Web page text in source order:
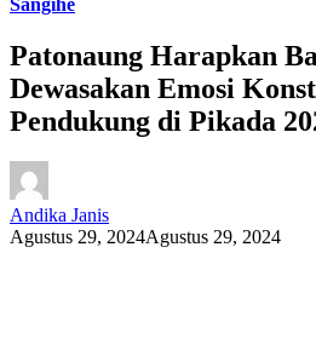
Patonaung Harapkan
Dewasakan Emosi
Pendukung di Pikada
Andika Janis
Agustus 29, 2024Agustus 29, 2024